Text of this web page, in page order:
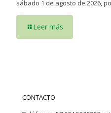
sábado 1 de agosto de 2026,
Leer más
CONTACTO